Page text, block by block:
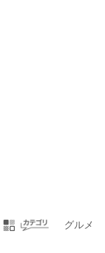
グルメ